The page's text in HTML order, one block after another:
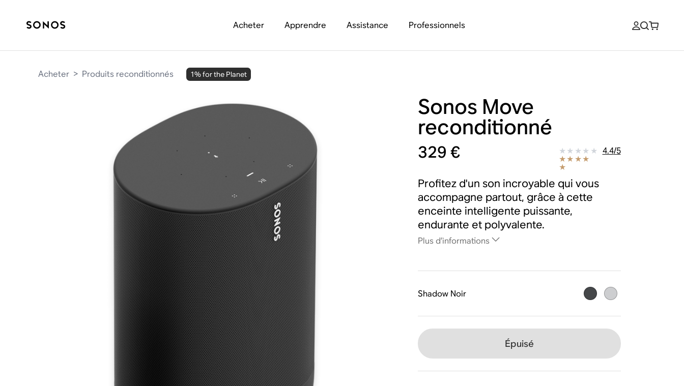
Acheter Apprendre Assistance Professionnels
Acheter > Produits reconditionnés 1% for the Planet
Sonos Move
reconditionné
329 € 4.4/5
Profitez d'un son incroyable qui vous
accompagne partout, grâce à cette
enceinte intelligente puissante,
endurante et polyvalente.
Plus d’informations
Shadow Noir
Épuisé